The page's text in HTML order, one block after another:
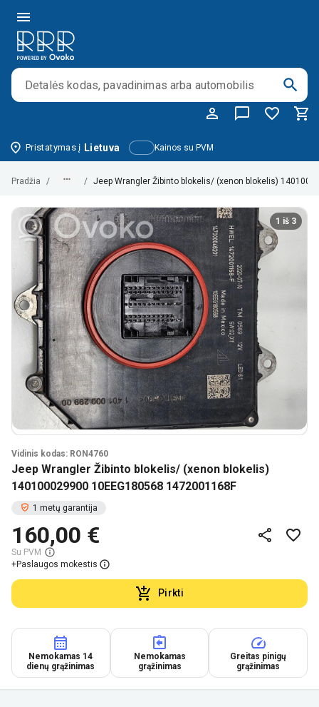
Kainos su PVM
Pristatymas į Lietuva
Pradžia / / Jeep Wrangler Žibinto blokelis/ (xenon blokelis)
1 iš 3
Vidinis kodas: RON4760
Jeep Wrangler Žibinto blokelis/ (xenon blokelis)
140100029900 10EEG180568 1472001168F
1 metų garantija
160,00 €
Su PVM
+Paslaugos mokestis
Pirkti
Nemokamas 14
dienų grąžinimas
Nemokamas
grąžinimas
Greitas pinigų
grąžinimas